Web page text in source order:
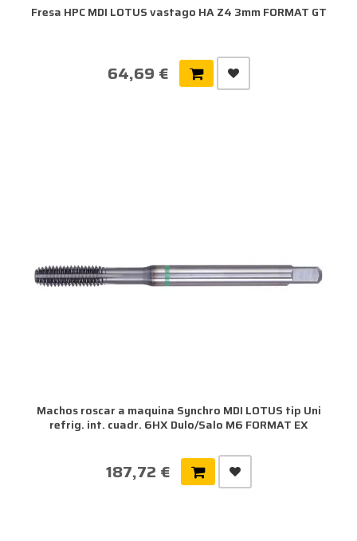
Fresa HPC MDI LOTUS vastago HA Z4 3mm FORMAT GT
64,69 €
Machos roscar a maquina Synchro MDI LOTUS tip Uni
refrig. int. cuadr. 6HX Dulo/Salo M6 FORMAT EX
187,72 €